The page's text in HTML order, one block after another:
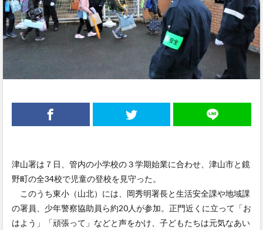
津山署は７日、管内の小学校の３学期始業に合わせ、津山市と鏡
野町の全34校で児童の登校を見守った。
このうち東小（山北）には、岡秀明署長と生活安全課や地域課
の署員、少年警察協助員ら約20人が参加。正門近くに立って「お
はよう」「頑張って」などと声をかけ、子どもたちは元気なあい